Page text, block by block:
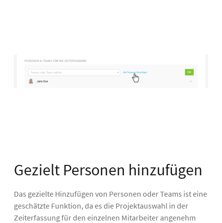
Gezielt Personen hinzufügen
Das gezielte Hinzufügen von Personen oder Teams ist eine
geschätzte Funktion, da es die Projektauswahl in der
Zeiterfassung für den einzelnen Mitarbeiter angenehm